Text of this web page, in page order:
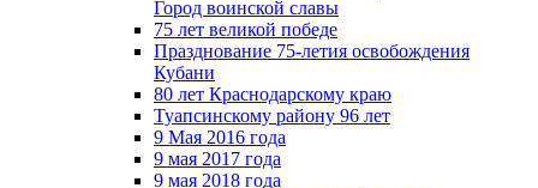
Город воинской славы
75 лет великой победе
Празднование 75-летия освобождения
Кубани
80 лет Краснодарскому краю
Туапсинскому району 96 лет
9 Мая 2016 года
9 мая 2017 года
9 мая 2018 года